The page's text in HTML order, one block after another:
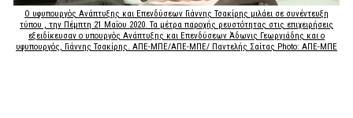
O υφυπουργός Ανάπτυξης και Επενδύσεων Γιάννης Τσακίρης μιλάει σε συνέντευξη
τύπου , την Πέμπτη 21 Μαΐου 2020. Τα μέτρα παροχής ρευστότητας στις επιχειρήσεις
εξειδίκευσαν ο υπουργός Ανάπτυξης και Επενδύσεων Άδωνις Γεωργιάδης και ο
υφυπουργός, Γιάννης Τσακίρης. ΑΠΕ-ΜΠΕ/ΑΠΕ-ΜΠΕ/ Παντελής Σαίτας Photo: ΑΠΕ-ΜΠΕ